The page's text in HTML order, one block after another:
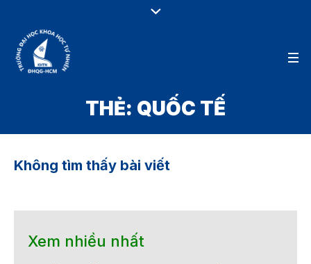
THẺ: QUỐC TẾ
Không tìm thấy bài viết
Xem nhiều nhất